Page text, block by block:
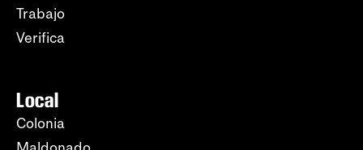
Trabajo
Verifica
Local
Colonia